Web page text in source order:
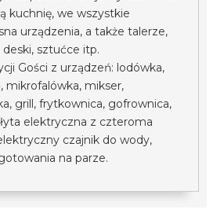
kuchnię, we wszystkie
urządzenia, a także talerze,
deski, sztućce itp.
Gości z urządzeń: lodówka,
mikrofalówka, mikser,
grill, frytkownica, gofrownica,
elektryczna z czteroma
czajnik do wody,
na parze.